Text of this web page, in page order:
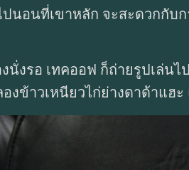
ปนอนที่เขาหลัก จะสะดวกกับ
นั่งรอ เทคออฟ ก็ถ่ายรูปเล่นไ
องข้าวเหนียวไก่ย่างดาด้าแฮ